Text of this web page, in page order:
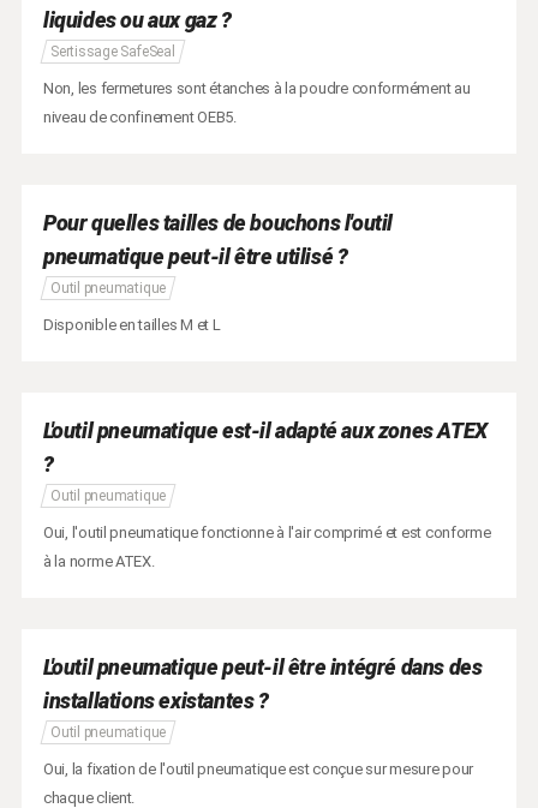
liquides ou aux gaz ?
Sertissage SafeSeal
Non, les fermetures sont étanches à la poudre conformément au
niveau de confinement OEB5.
Pour quelles tailles de bouchons l'outil
pneumatique peut-il être utilisé ?
Outil pneumatique
Disponible en tailles M et L
L'outil pneumatique est-il adapté aux zones ATEX
?
Outil pneumatique
Oui, l'outil pneumatique fonctionne à l'air comprimé et est conforme
à la norme ATEX.
L'outil pneumatique peut-il être intégré dans des
installations existantes ?
Outil pneumatique
Oui, la fixation de l'outil pneumatique est conçue sur mesure pour
chaque client.